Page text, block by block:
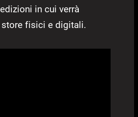
in cui verrà
fisici e digitali.